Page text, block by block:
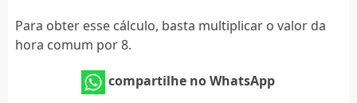
Para obter esse cálculo, basta multiplicar o valor da
hora comum por 8.
compartilhe no WhatsApp